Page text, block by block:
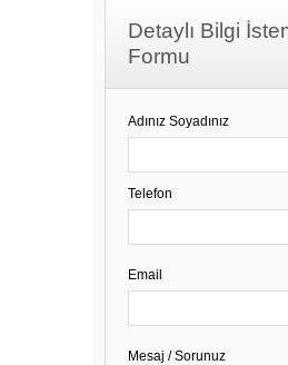
Detaylı Bilgi
Formu
Adınız Soyadınız
Telefon
Email
Mesaj / Sorunuz